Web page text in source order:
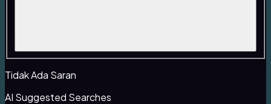
Tidak Ada Saran
AI Suggested Searches